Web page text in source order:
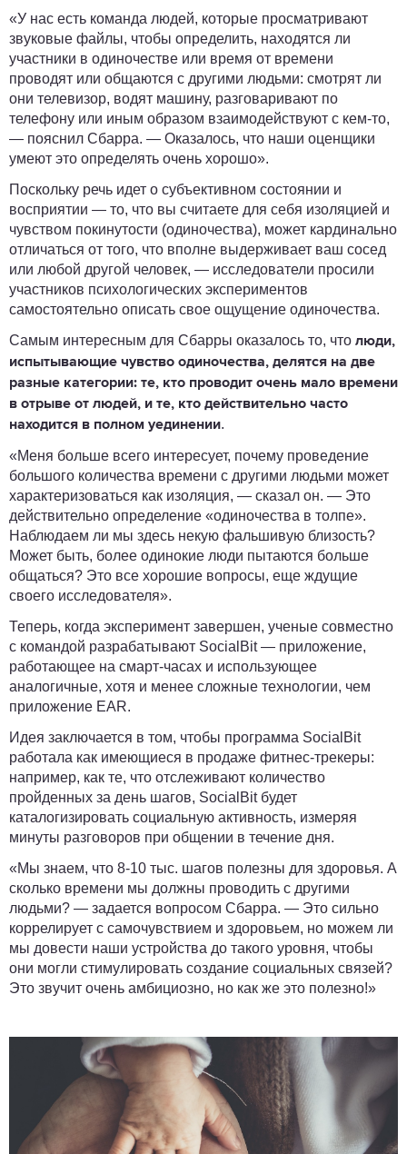
«У нас есть команда людей, которые просматривают
звуковые файлы, чтобы определить, находятся ли
участники в одиночестве или время от времени
проводят или общаются с другими людьми: смотрят ли
они телевизор, водят машину, разговаривают по
телефону или иным образом взаимодействуют с кем-то,
― пояснил Сбарра. ― Оказалось, что наши оценщики
умеют это определять очень хорошо».
Поскольку речь идет о субъективном состоянии и
восприятии ― то, что вы считаете для себя изоляцией и
чувством покинутости (одиночества), может кардинально
отличаться от того, что вполне выдерживает ваш сосед
или любой другой человек, ― исследователи просили
участников психологических экспериментов
самостоятельно описать свое ощущение одиночества.
Самым интересным для Сбарры оказалось то, что люди,
испытывающие чувство одиночества, делятся на две
разные категории: те, кто проводит очень мало времени
в отрыве от людей, и те, кто действительно часто
находится в полном уединении.
«Меня больше всего интересует, почему проведение
большого количества времени с другими людьми может
характеризоваться как изоляция, ― сказал он. ― Это
действительно определение «одиночества в толпе».
Наблюдаем ли мы здесь некую фальшивую близость?
Может быть, более одинокие люди пытаются больше
общаться? Это все хорошие вопросы, еще ждущие
своего исследователя».
Теперь, когда эксперимент завершен, ученые совместно
с командой разрабатывают SocialBit ― приложение,
работающее на смарт-часах и использующее
аналогичные, хотя и менее сложные технологии, чем
приложение EAR.
Идея заключается в том, чтобы программа SocialBit
работала как имеющиеся в продаже фитнес-трекеры:
например, как те, что отслеживают количество
пройденных за день шагов, SocialBit будет
каталогизировать социальную активность, измеряя
минуты разговоров при общении в течение дня.
«Мы знаем, что 8-10 тыс. шагов полезны для здоровья. А
сколько времени мы должны проводить с другими
людьми? ― задается вопросом Сбарра. ― Это сильно
коррелирует с самочувствием и здоровьем, но можем ли
мы довести наши устройства до такого уровня, чтобы
они могли стимулировать создание социальных связей?
Это звучит очень амбициозно, но как же это полезно!»